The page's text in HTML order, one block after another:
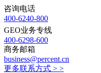
咨询电话
400-6240-800
GEO业务专线
400-6298-600
商务邮箱
business@percent.cn
更多联系方式 > >